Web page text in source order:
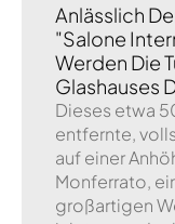
Anlässlich
"Salone
Werden Die
Glashauses
Dieses etwa
entfernte,
auf einer
Monferrato,
großartigen